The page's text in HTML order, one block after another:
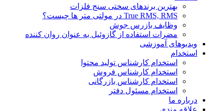
بهترین برندهای سختی سنج فلزات
True RMS, RMS در مولتی متر ها چیست؟
وظایف بازرس جوش
مضرات استفاده از گازوئیل به عنوان روان کننده
ویدیوهای آموزشی
استخدام
استخدام کارشناس تولید محتوا
استخدام کارشناس فروش
استخدام کارشناس بازرگانی
استخدام مسئول دفتر
درباره ما
علاقه مندی